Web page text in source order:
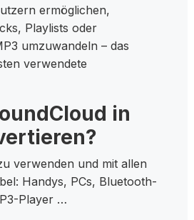
ermöglichen,
Playlists oder
umzuwandeln – das
verwendete
in
verwenden und mit allen
Handys, PCs, Bluetooth-
Player …